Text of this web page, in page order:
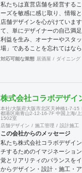
私たちは直営店舗を経営する
ーズを敏感に感じ取り、情報
店舗デザインを心がけていま
て、単にデザイナーの自己満
利益を生み、オーナーやスタ
場」であることを忘れてはな
いやすく、そして居心地がよ
業をそなえており、テナント
ご相談ください。
対応可能な業態 居酒屋 ダイニング
株式会社コラボデザイ
本社/大阪府大阪市北区天神橋1-7-15
都港区南青山2-12-16-7F 中国上海/
1502室
店舗デザイン
施工管理 設計施工
この会社からのメッセージ
私たち株式会社コラボデザイ
チするためのイマジネーショ
覚とリアリティのバランスを
からデザイン・設計・施工・